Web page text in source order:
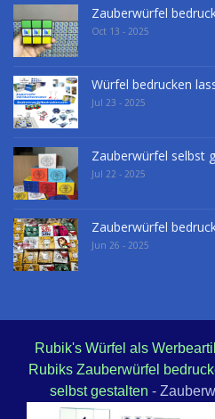
Zauberwürfel
Oct 13 - 2025
Würfel bedrucken
Jul 23 - 2025
Zauberwürfel selbst
Jul 22 - 2025
Zauberwürfel
Jun 26 - 2025
Rubik's Würfel als
Rubiks Zauberwürfel
selbst gestalten -